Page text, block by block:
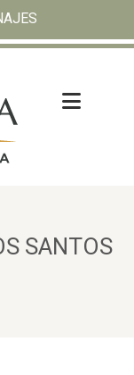
SANTOS